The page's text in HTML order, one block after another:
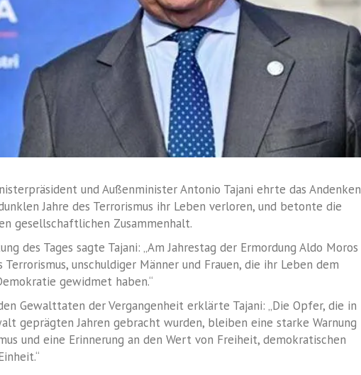
und Außenminister Antonio Tajani ehrte das Andenken
Jahre des Terrorismus ihr Leben verloren, und betonte die
gesellschaftlichen Zusammenhalt.
des Tages sagte Tajani: „Am Jahrestag der Ermordung Aldo Moros
unschuldiger Männer und Frauen, die ihr Leben dem
gewidmet haben.“
Gewalttaten der Vergangenheit erklärte Tajani: „Die Opfer, die in
geprägten Jahren gebracht wurden, bleiben eine starke Warnung
und eine Erinnerung an den Wert von Freiheit, demokratischen